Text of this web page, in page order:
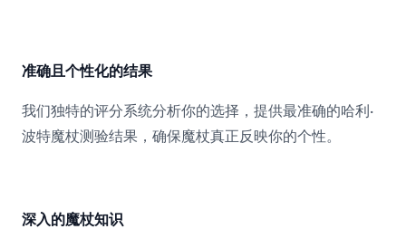
准确且个性化的结果
我们独特的评分系统分析你的选择，提供最准确的哈利·
波特魔杖测验结果，确保魔杖真正反映你的个性。
深入的魔杖知识